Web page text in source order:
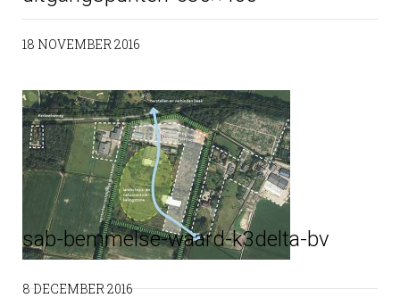
18 NOVEMBER 2016
sab-bemmelse-waard-k3delta-bv
8 DECEMBER 2016